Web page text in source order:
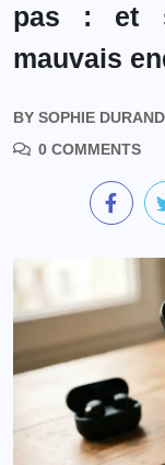
pas : et
mauvais
BY SOPHIE DURAND
0 COMMENTS